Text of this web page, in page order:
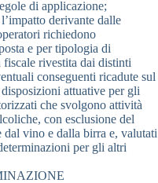
di applicazione;
derivante dalle
richiedono
e per tipologia di
rivestita dai distinti
conseguenti ricadute sul
attuative per gli
che svolgono attività
con esclusione del
dal vino e dalla birra e, valutati
per gli altri